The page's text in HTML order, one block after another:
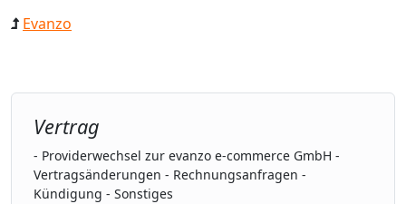
Evanzo
Vertrag
- Providerwechsel zur evanzo e-commerce GmbH -
Vertragsänderungen - Rechnungsanfragen -
Kündigung - Sonstiges